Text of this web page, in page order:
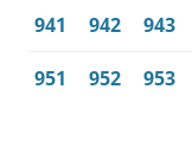
941 942 943
951 952 953